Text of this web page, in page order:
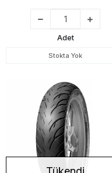
Adet
Stokta Yok